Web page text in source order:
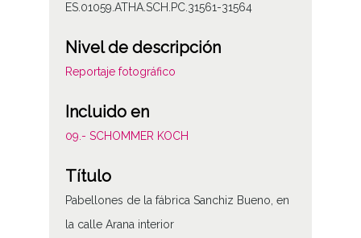
ES.01059.ATHA.SCH.PC.31561-31564
Nivel de descripción
Reportaje fotográfico
Incluido en
09.- SCHOMMER KOCH
Título
Pabellones de la fábrica Sanchiz Bueno, en
la calle Arana interior